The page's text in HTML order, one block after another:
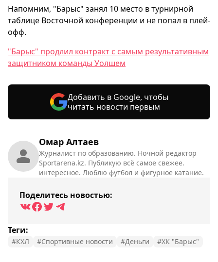
Омар Алтаев
Журналист по образованию. Ночной редактор
Sportarena.kz. Публикую всё самое свежее.
интересное. Люблю футбол и фигурное катание.
Поделитесь новостью:
Теги:
#КХЛ #Спортивные новости #Деньги #ХК "Барыс"
Напомним, "Барыс" занял 10 место в турнирной
таблице Восточной конференции и не попал в плей-
офф.
"Барыс" продлил контракт с самым результативным
защитником команды Уолшем
Добавить в Google, чтобы
читать новости первым